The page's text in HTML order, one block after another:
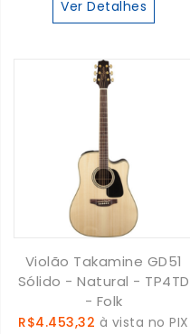
Ver Detalhes
Violão Takamine GD51
Sólido - Natural - TP4TD
- Folk
R$4.453,32 à vista no PIX